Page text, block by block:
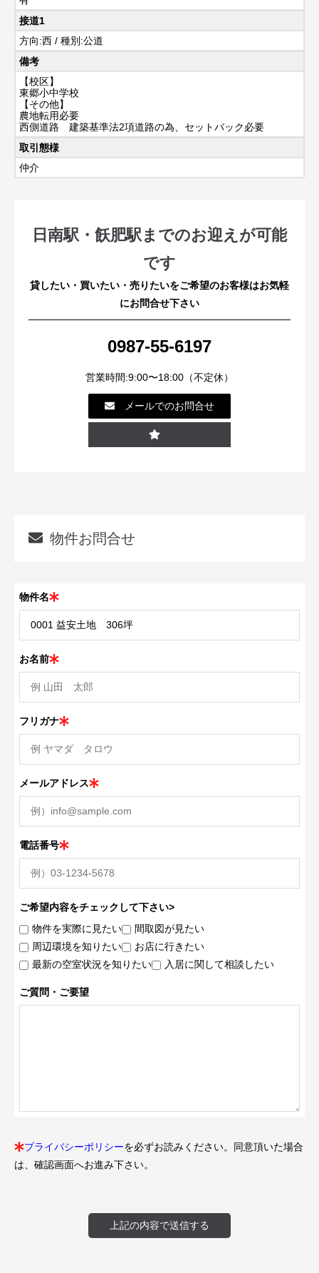
接道1
方向:西 / 種別:公道
備考
【校区】
東郷小中学校
【その他】
農地転用必要
西側道路 建築基準法2項道路の為、セットバック必要
取引態様
仲介
日南駅・飫肥駅までのお迎えが可能
です
貸したい・買いたい・売りたいをご希望のお客様はお気軽
にお問合せ下さい
0987-55-6197
営業時間:9:00〜18:00（不定休）
メールでのお問合せ
物件お問合せ
物件名
お名前
フリガナ
メールアドレス
電話番号
ご希望内容をチェックして下さい>
物件を実際に見たい
間取図が見たい
周辺環境を知りたい
お店に行きたい
最新の空室状況を知りたい
入居に関して相談したい
ご質問・ご要望
プライバシーポリシーを必ずお読みください。同意頂いた場合
は、確認画面へお進み下さい。